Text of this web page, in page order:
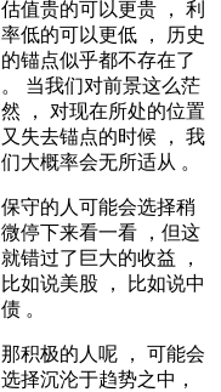
估值贵的可以更贵 ， 利
率低的可以更低 ， 历史
的锚点似乎都不存在了
。 当我们对前景这么茫
然 ， 对现在所处的位置
又失去锚点的时候 ， 我
们大概率会无所适从 。
保守的人可能会选择稍
微停下来看一看 ，但这
就错过了巨大的收益 ，
比如说美股 ， 比如说中
债 。
那积极的人呢 ， 可能会
选择沉沦于趋势之中，